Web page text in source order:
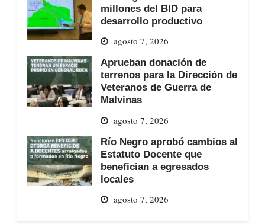
millones del BID para
desarrollo productivo
agosto 7, 2026
Aprueban donación de
terrenos para la Dirección de
Veteranos de Guerra de
Malvinas
agosto 7, 2026
Río Negro aprobó cambios al
Estatuto Docente que
benefician a egresados
locales
agosto 7, 2026